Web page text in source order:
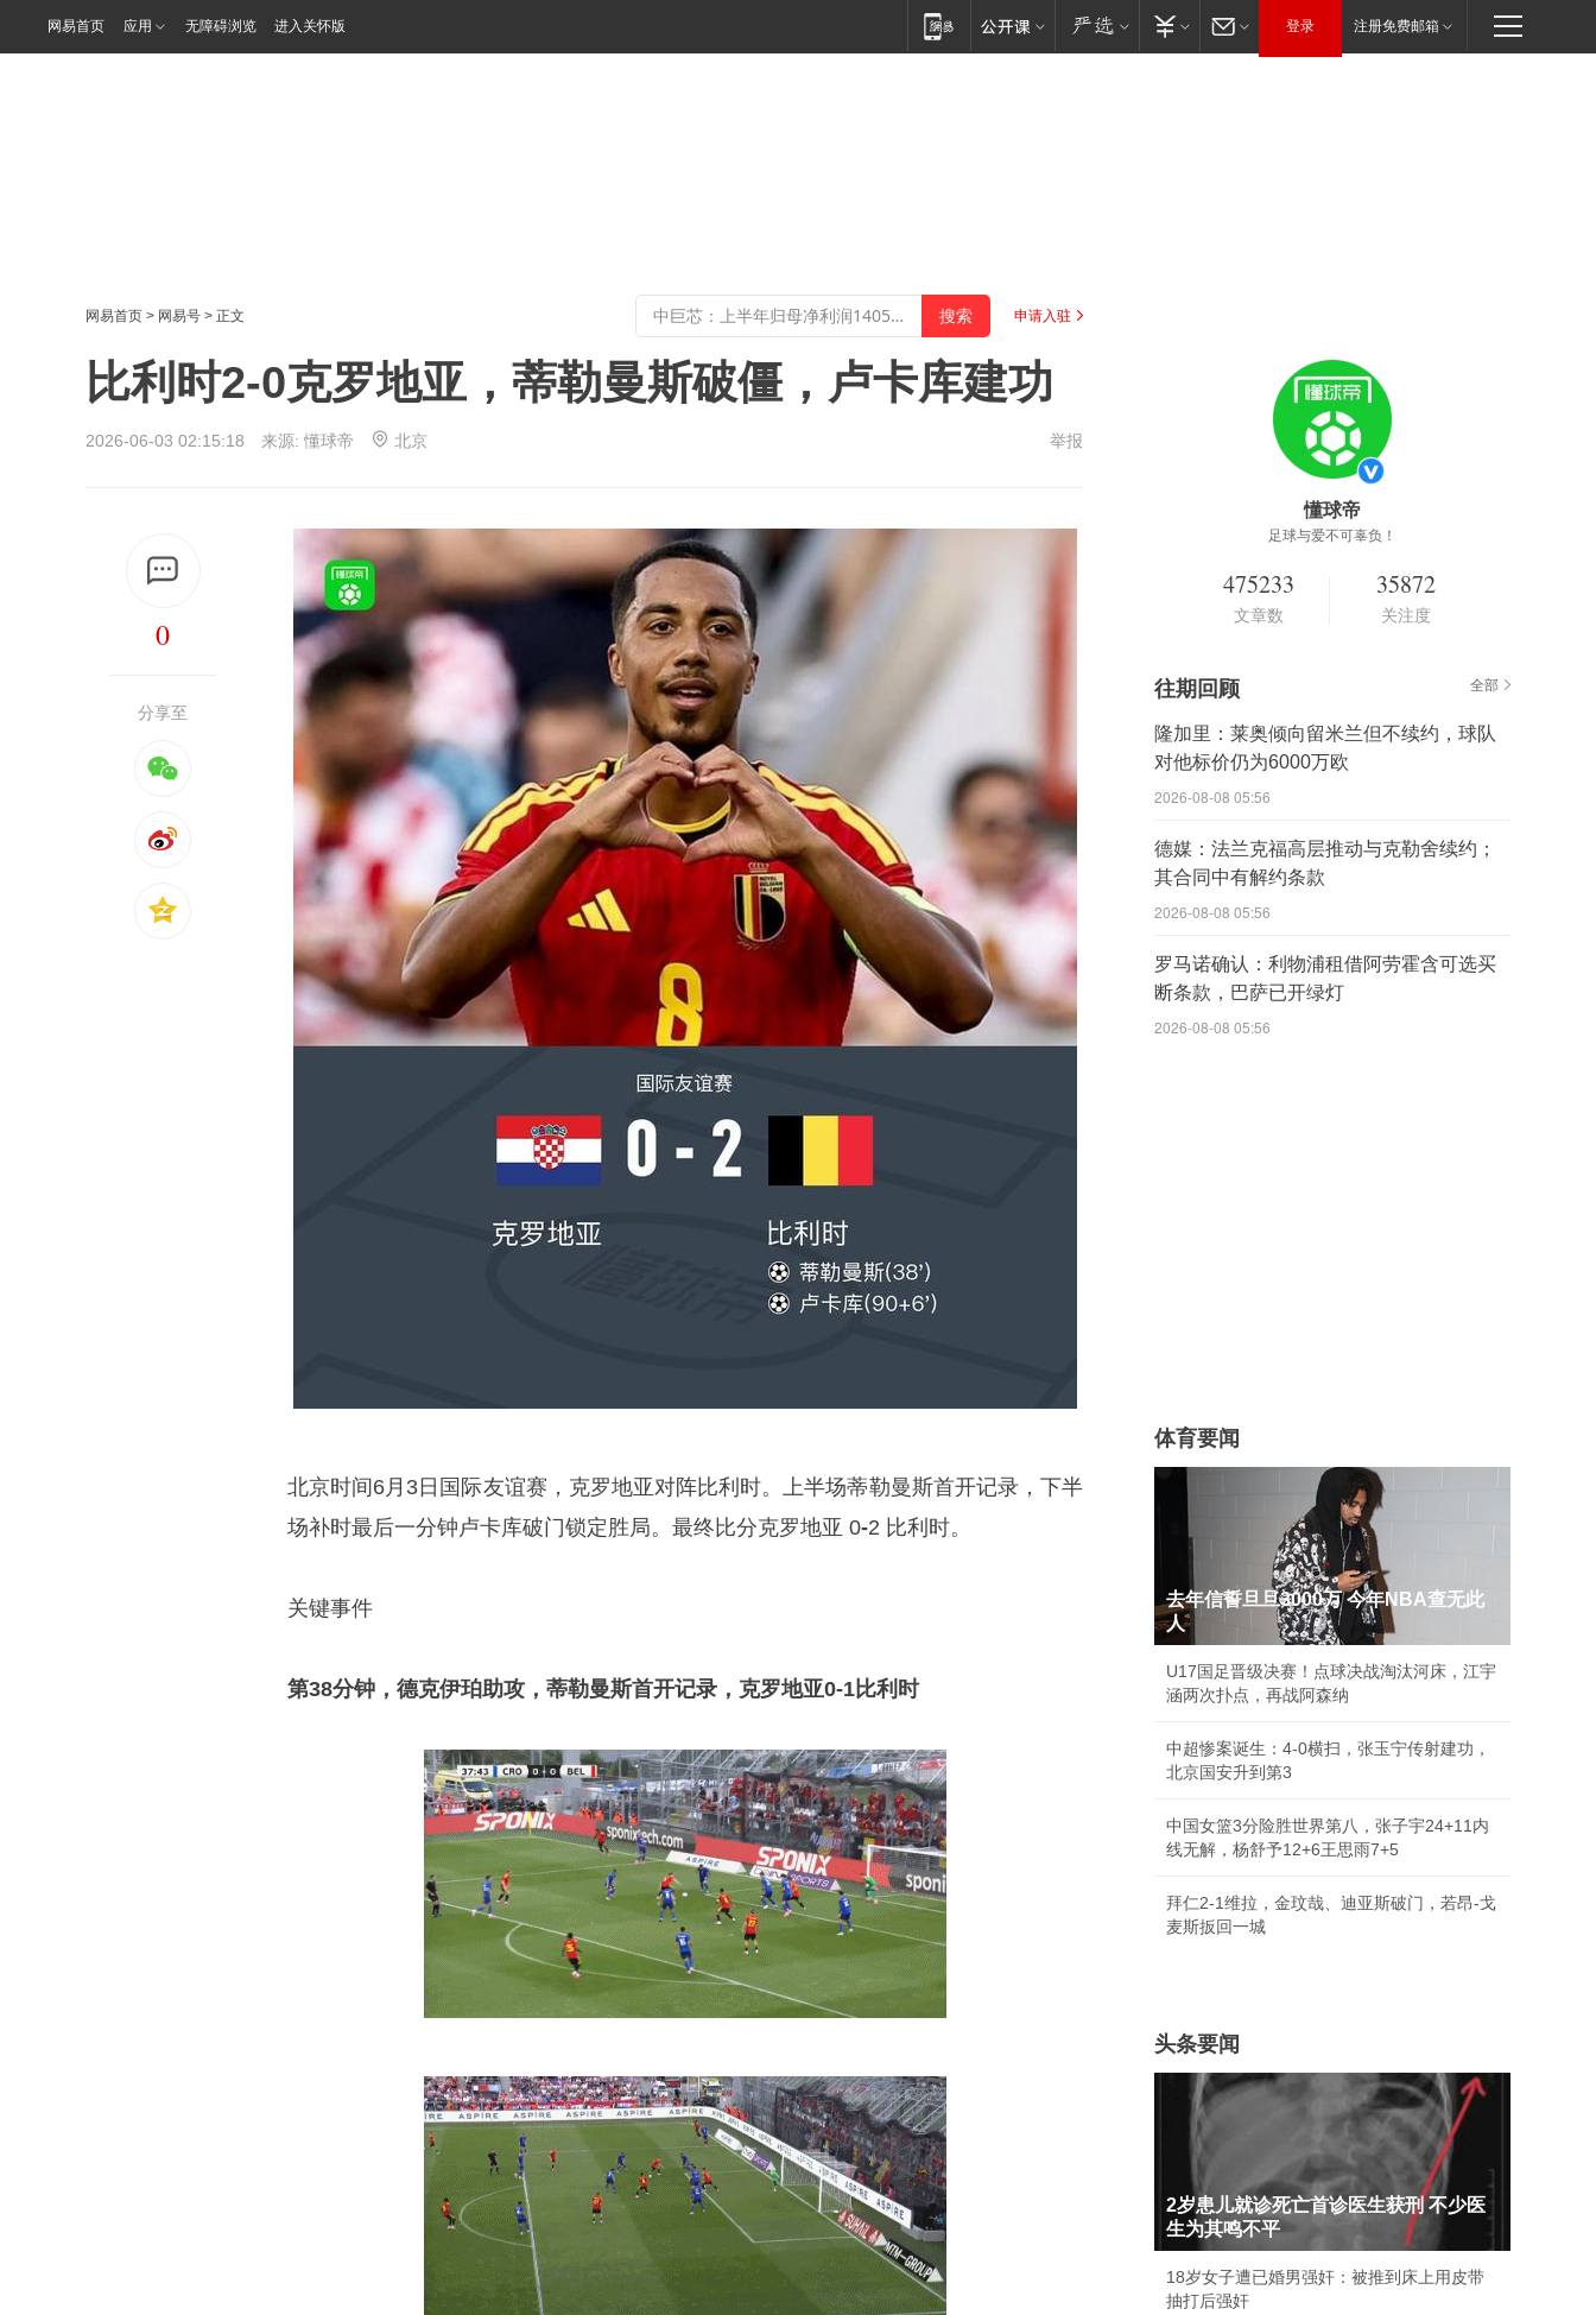
网易首页 应用 无障碍浏览 进入关怀版 登录 注册免费邮箱
网易首页 > 网易号 > 正文 申请入驻
比利时2-0克罗地亚，蒂勒曼斯破僵，卢卡库建功
2026-06-03 02:15:18 来源: 懂球帝 北京 举报
0
分享至
北京时间6月3日国际友谊赛，克罗地亚对阵比利时。上半场蒂勒曼斯首开记录，下半
场补时最后一分钟卢卡库破门锁定胜局。最终比分克罗地亚 0-2 比利时。
关键事件
第38分钟，德克伊珀助攻，蒂勒曼斯首开记录，克罗地亚0-1比利时
懂球帝
足球与爱不可辜负！
475233
文章数
35872
关注度
往期回顾 全部
隆加里：莱奥倾向留米兰但不续约，球队
对他标价仍为6000万欧
2026-08-08 05:56
德媒：法兰克福高层推动与克勒舍续约；
其合同中有解约条款
2026-08-08 05:56
罗马诺确认：利物浦租借阿劳霍含可选买
断条款，巴萨已开绿灯
2026-08-08 05:56
体育要闻
去年信誓旦旦3000万 今年NBA查无此
人
U17国足晋级决赛！点球决战淘汰河床，江宇
涵两次扑点，再战阿森纳
中超惨案诞生：4-0横扫，张玉宁传射建功，
北京国安升到第3
中国女篮3分险胜世界第八，张子宇24+11内
线无解，杨舒予12+6王思雨7+5
拜仁2-1维拉，金玟哉、迪亚斯破门，若昂-戈
麦斯扳回一城
头条要闻
2岁患儿就诊死亡首诊医生获刑 不少医
生为其鸣不平
18岁女子遭已婚男强奸：被推到床上用皮带
抽打后强奸